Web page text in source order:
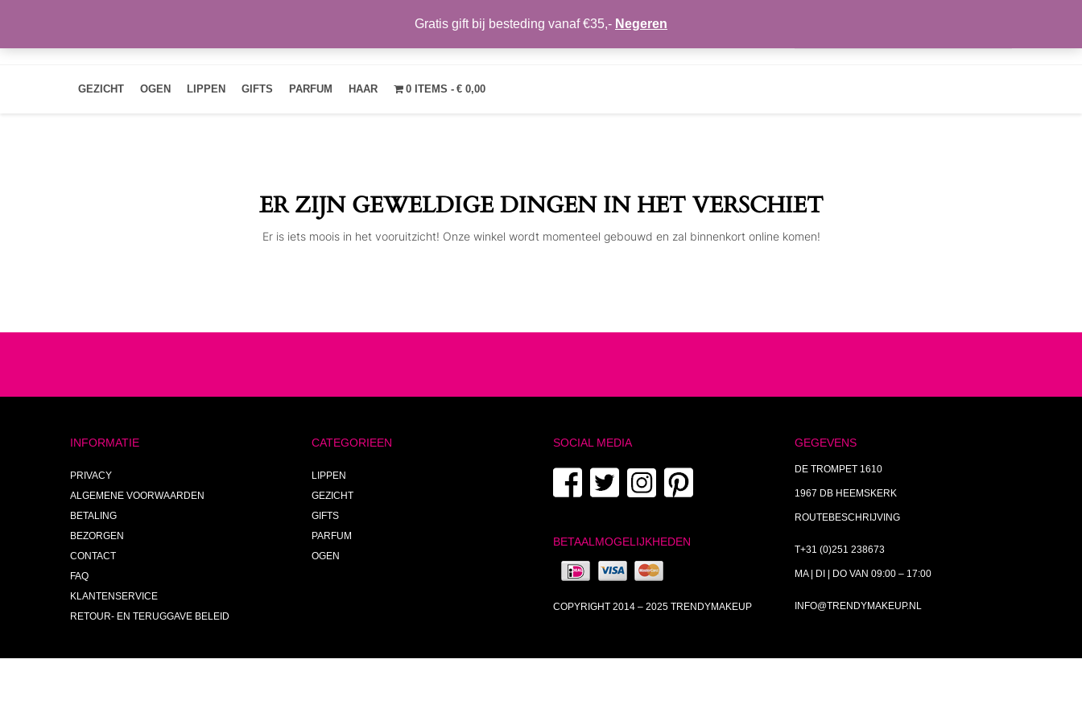
OVER ONS NIEUWS CONTACT MIJN ACCOUNT
GEZICHT OGEN LIPPEN GIFTS PARFUM HAAR 0 ITEMS € 0,00
ER ZIJN GEWELDIGE DINGEN IN HET VERSCHIET
Er is iets moois in het vooruitzicht! Onze winkel wordt momenteel gebouwd en zal binnenkort online komen!
INFORMATIE
PRIVACY
ALGEMENE VOORWAARDEN
BETALING
BEZORGEN
CONTACT
FAQ
KLANTENSERVICE
RETOUR- EN TERUGGAVE BELEID
CATEGORIEEN
LIPPEN
GEZICHT
GIFTS
PARFUM
OGEN
SOCIAL MEDIA
BETAALMOGELIJKHEDEN
COPYRIGHT 2014 – 2025 TRENDYMAKEUP
GEGEVENS
DE TROMPET 1610
1967 DB HEEMSKERK
ROUTEBESCHRIJVING
T+31 (0)251 238673
MA | DI | DO VAN 09:00 – 17:00
INFO@TRENDYMAKEUP.NL
Gratis gift bij besteding vanaf €35,- Negeren